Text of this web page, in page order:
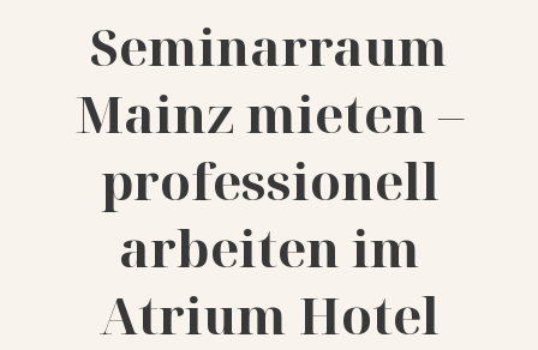
Seminarraum
Mainz mieten –
professionell
arbeiten im
Atrium Hotel